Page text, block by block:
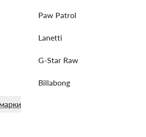
Paw Patrol
Lanetti
G-Star Raw
Billabong